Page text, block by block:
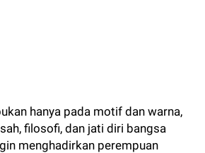
hanya pada motif dan warna,
filosofi, dan jati diri bangsa
menghadirkan perempuan